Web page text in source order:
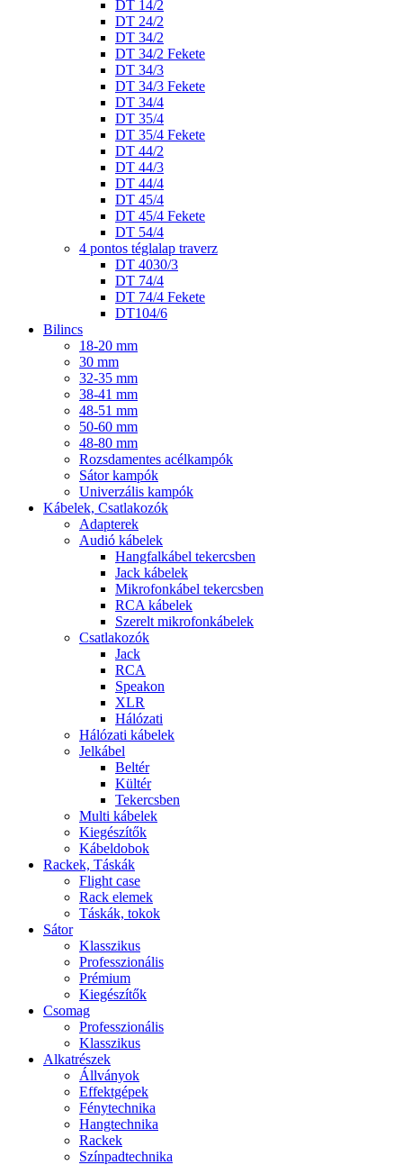
DT 14/2
DT 24/2
DT 34/2
DT 34/2 Fekete
DT 34/3
DT 34/3 Fekete
DT 34/4
DT 35/4
DT 35/4 Fekete
DT 44/2
DT 44/3
DT 44/4
DT 45/4
DT 45/4 Fekete
DT 54/4
4 pontos téglalap traverz
DT 4030/3
DT 74/4
DT 74/4 Fekete
DT104/6
Bilincs
18-20 mm
30 mm
32-35 mm
38-41 mm
48-51 mm
50-60 mm
48-80 mm
Rozsdamentes acélkampók
Sátor kampók
Univerzális kampók
Kábelek, Csatlakozók
Adapterek
Audió kábelek
Hangfalkábel tekercsben
Jack kábelek
Mikrofonkábel tekercsben
RCA kábelek
Szerelt mikrofonkábelek
Csatlakozók
Jack
RCA
Speakon
XLR
Hálózati
Hálózati kábelek
Jelkábel
Beltér
Kültér
Tekercsben
Multi kábelek
Kiegészítők
Kábeldobok
Rackek, Táskák
Flight case
Rack elemek
Táskák, tokok
Sátor
Klasszikus
Professzionális
Prémium
Kiegészítők
Csomag
Professzionális
Klasszikus
Alkatrészek
Állványok
Effektgépek
Fénytechnika
Hangtechnika
Rackek
Színpadtechnika